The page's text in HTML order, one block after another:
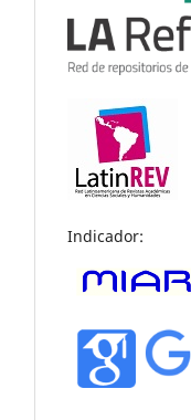
Indicador: